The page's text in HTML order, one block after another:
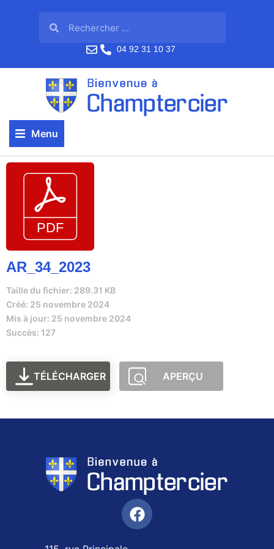
04 92 31 10 37
Menu
AR_34_2023
Taille du fichier: 289.31 KB
Créé: 25 novembre 2024
Mis à jour: 25 novembre 2024
Succès: 127
TÉLÉCHARGER APERÇU